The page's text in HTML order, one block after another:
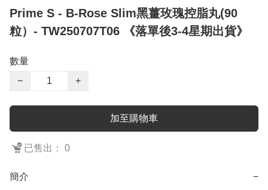
Prime S - B-Rose Slim黑薑玫瑰控脂丸(90
粒）- TW250707T06 《落單後3-4星期出貨》
數量
−
+
加至購物車
已售出： 0
簡介 −